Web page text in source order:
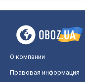
О компании
Правовая информация